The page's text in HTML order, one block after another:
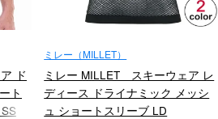
ド
ト
ミレー（MILLET）
ミレー MILLET スキーウェア レ
ディース ドライナミック メッシ
ュ ショートスリーブ LD